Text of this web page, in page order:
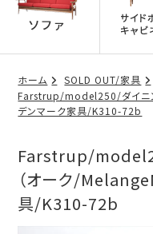
ホーム SOLD OUT/家具
Farstrup/model250/ダイニ
デンマーク家具/K310-72b
Farstrup/
（オーク/
具/K310-72b